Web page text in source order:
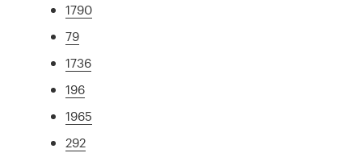
1790
79
1736
196
1965
292